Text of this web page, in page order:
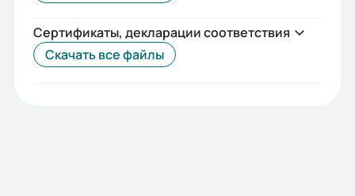
Сертификаты, декларации соответствия
Скачать все файлы